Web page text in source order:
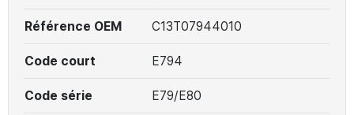
Référence OEM C13T07944010
Code court E794
Code série E79/E80